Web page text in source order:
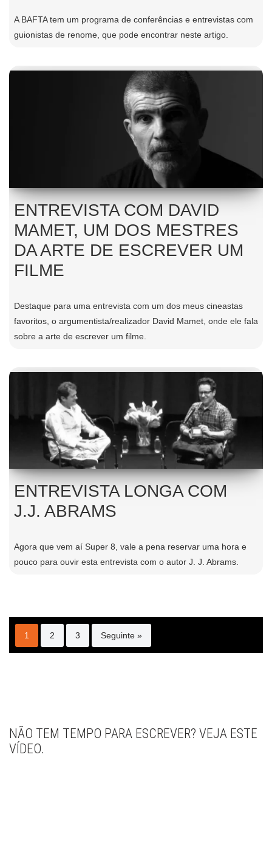
A BAFTA tem um programa de conferências e entrevistas com
guionistas de renome, que pode encontrar neste artigo.
ENTREVISTA COM DAVID
MAMET, UM DOS MESTRES
DA ARTE DE ESCREVER UM
FILME
Destaque para uma entrevista com um dos meus cineastas
favoritos, o argumentista/realizador David Mamet, onde ele fala
sobre a arte de escrever um filme.
ENTREVISTA LONGA COM
J.J. ABRAMS
Agora que vem aí Super 8, vale a pena reservar uma hora e
pouco para ouvir esta entrevista com o autor J. J. Abrams.
1 2 3 Seguinte »
NÃO TEM TEMPO PARA ESCREVER? VEJA ESTE
VÍDEO.